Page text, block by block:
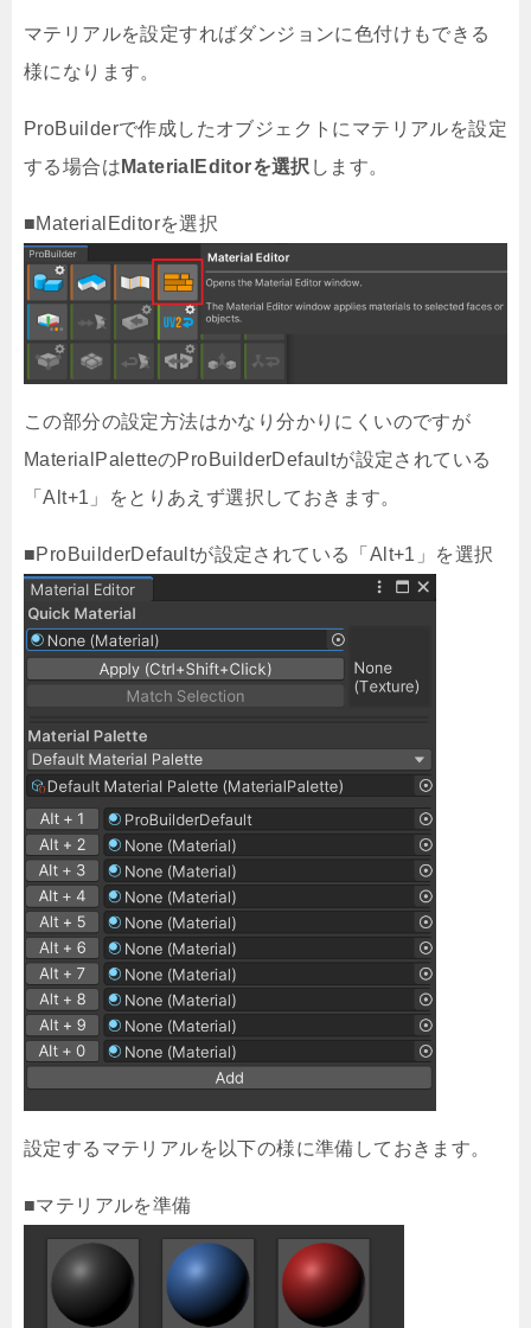
マテリアルを設定すればダンジョンに色付けもできる
様になります。
ProBuilderで作成したオブジェクトにマテリアルを設定
する場合は MaterialEditorを選択 します。
■MaterialEditorを選択
この部分の設定方法はかなり分かりにくいのですが
MaterialPaletteのProBuilderDefaultが設定されている
「Alt+1」をとりあえず選択しておきます。
■ProBuilderDefaultが設定されている「Alt+1」を選択
設定するマテリアルを以下の様に準備しておきます。
■マテリアルを準備